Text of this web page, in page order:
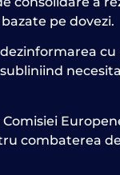
pe dovezi.
cu
combaterea